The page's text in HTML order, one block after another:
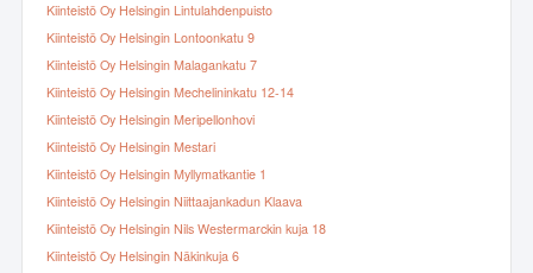
Kiinteistö Oy Helsingin Lintulahdenpuisto
Kiinteistö Oy Helsingin Lontoonkatu 9
Kiinteistö Oy Helsingin Malagankatu 7
Kiinteistö Oy Helsingin Mechelininkatu 12-14
Kiinteistö Oy Helsingin Meripellonhovi
Kiinteistö Oy Helsingin Mestari
Kiinteistö Oy Helsingin Myllymatkantie 1
Kiinteistö Oy Helsingin Niittaajankadun Klaava
Kiinteistö Oy Helsingin Nils Westermarckin kuja 18
Kiinteistö Oy Helsingin Näkinkuja 6